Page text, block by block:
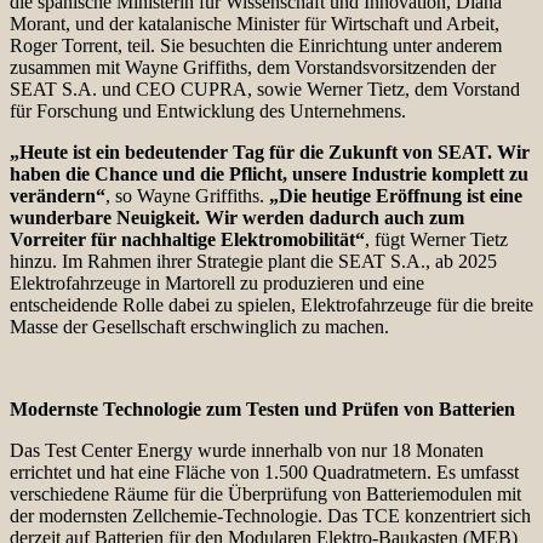
Morant, und der katalanische Minister für Wirtschaft und Arbeit,
Roger Torrent, teil. Sie besuchten die Einrichtung unter anderem
zusammen mit Wayne Griffiths, dem Vorstandsvorsitzenden der
SEAT S.A. und CEO CUPRA, sowie Werner Tietz, dem Vorstand
für Forschung und Entwicklung des Unternehmens.
„Heute ist ein bedeutender Tag für die Zukunft von SEAT. Wir
haben die Chance und die Pflicht, unsere Industrie komplett zu
verändern“, so Wayne Griffiths. „Die heutige Eröffnung ist eine
wunderbare Neuigkeit. Wir werden dadurch auch zum
Vorreiter für nachhaltige Elektromobilität“, fügt Werner Tietz
hinzu. Im Rahmen ihrer Strategie plant die SEAT S.A., ab 2025
Elektrofahrzeuge in Martorell zu produzieren und eine
entscheidende Rolle dabei zu spielen, Elektrofahrzeuge für die breite
Masse der Gesellschaft erschwinglich zu machen.
Modernste Technologie zum Testen und Prüfen von Batterien
Das Test Center Energy wurde innerhalb von nur 18 Monaten
errichtet und hat eine Fläche von 1.500 Quadratmetern. Es umfasst
verschiedene Räume für die Überprüfung von Batteriemodulen mit
der modernsten Zellchemie-Technologie. Das TCE konzentriert sich
derzeit auf Batterien für den Modularen Elektro-Baukasten (MEB)